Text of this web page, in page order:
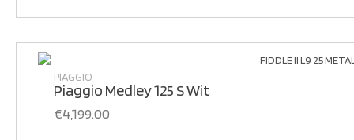
PIAGGIO
Piaggio Medley 125 S Wit
€4,199.00